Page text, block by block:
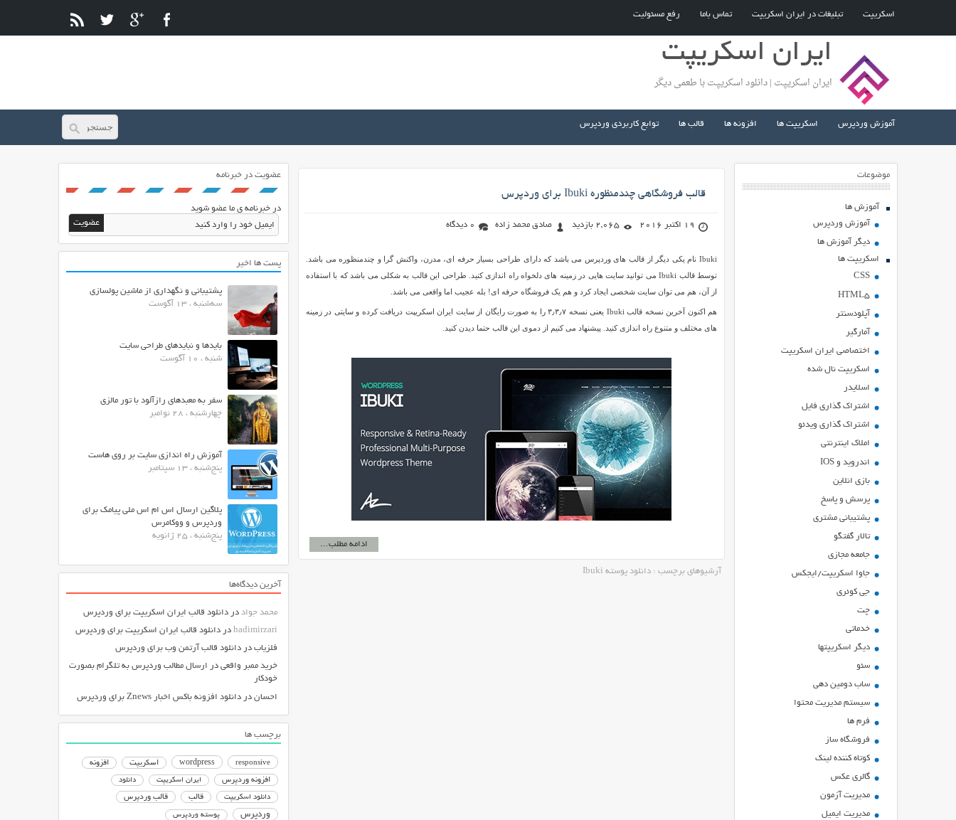
اسکریپت تبلیغات در ایران اسکریپت تماس باما رفع مسئولیت
ایران اسکریپت
ایران اسکریپت | دانلود اسکریپت با طعمی دیگر
آموزش وردپرس اسکریپت ها افزونه ها قالب ها توابع کاربردی وردپرس
موضوعات
آموزش ها
آموزش وردپرس
دیگر آموزش ها
اسکریپت ها
CSS
HTML5
آپلودسنتر
آمارگیر
اختصاصی ایران اسکریپت
اسکریپت نال شده
اسلایدر
اشتراك گذاري فايل
اشتراک گذاری ویدئو
املاک اینترنتی
اندروید و IOS
بازي انلاين
پرسش و پاسخ
پشتیبانی مشتری
تالار گفتگو
جامعه مجازی
جاوا اسکریپت/ایجکس
جی کوئری
چت
خدماتی
ديگر اسكريپتها
سئو
ساب دومین دهی
سیستم مدیریت محتوا
فرم ها
فروشگاه ساز
کوتاه کننده لینک
گالری عکس
مدیریت آزمون
مدیریت ایمیل
قالب فروشگاهی چندمنظوره Ibuki برای وردپرس
19 اکتبر 2016 2,065 بازدید صادق محمد زاده 0 دیدگاه
Ibuki نام یکی دیگر از قالب های وردپرس می باشد که دارای طراحی بسیار حرفه ای، مدرن، واکنش گرا و چندمنظوره می باشد.
توسط قالب Ibuki می توانید سایت هایی در زمینه های دلخواه راه اندازی کنید. طراحی این قالب به شکلی می باشد که با استفاده
از آن، هم می توان سایت شخصی ایجاد کرد و هم یک فروشگاه حرفه ای! بله عجیب اما واقعی می باشد.
هم اکنون آخرین نسخه قالب Ibuki یعنی نسخه ۳٫۳٫۷ را به صورت رایگان از سایت ایران اسکریپت دریافت کرده و سایتی در زمینه
های مختلف و متنوع راه اندازی کنید. پیشنهاد می کنیم از دموی این قالب حتما دیدن کنید.
ادامه مطلب...
آرشیوهای برچسب : دانلود پوسته Ibuki
عضویت در خبرنامه
در خبرنامه ی ما عضو شوید
پست ها اخیر
پشتیبانی و نگهداری از ماشین پولسازی
سه‌شنبه ، 13 آگوست
بایدها و نبایدهای طراحی سایت
شنبه ، 10 آگوست
سفر به معبدهای رازآلود با تور مالزی
چهارشنبه ، 28 نوامبر
آموزش راه اندازی سایت بر روی هاست
پنج‌شنبه ، 13 سپتامبر
پلاگین ارسال اس ام اس ملی پیامک برای
وردپرس و ووکامرس
پنج‌شنبه ، 25 ژانویه
آخرین دیدگاه‌ها
محمد جواد در دانلود قالب ایران اسکریپت برای وردپرس
hadimirzari در دانلود قالب ایران اسکریپت برای وردپرس
فلزیاب در دانلود قالب آرتمن وب برای وردپرس
خرید ممبر واقعی در ارسال مطالب وردپرس به تلگرام بصورت
خودکار
احسان در دانلود افزونه باکس اخبار Znews برای وردپرس
برچسب ها
responsive
wordpress اسکریپت
افزونه
افزونه وردپرس
ایران اسکریپت دانلود
دانلود اسکریپت قالب قالب وردپرس
وردپرس پوسته وردپرس